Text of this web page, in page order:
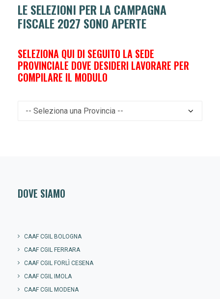
LE SELEZIONI PER LA CAMPAGNA
FISCALE 2027 SONOAPERTE
SELEZIONA QUI DI SEGUITO LA SEDE
PROVINCIALE DOVE DESIDERI LAVORARE PER
COMPILARE IL MODULO
DOVE SIAMO
CAAF CGIL BOLOGNA
CAAF CGIL FERRARA
CAAF CGIL FORLÌ CESENA
CAAF CGIL IMOLA
CAAF CGIL MODENA